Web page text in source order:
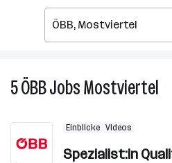
5ÖBBJobsMostviertel
Einblicke Videos
Spezialist:in